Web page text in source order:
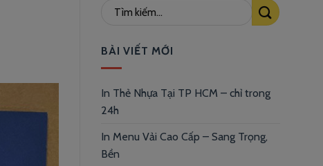
BÀI VIẾT MỚI
In Thẻ Nhựa Tại TP HCM – chỉ trong
24h
In Menu Vải Cao Cấp – Sang Trọng,
Bền